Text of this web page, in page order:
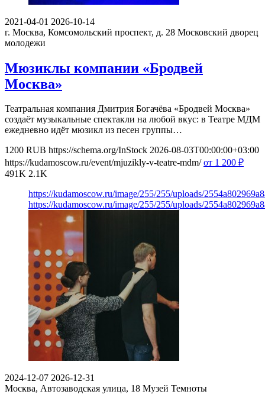
2021-04-01 2026-10-14
г. Москва, Комсомольский проспект, д. 28 Московский дворец
молодежи
Мюзиклы компании «Бродвей
Москва»
Театральная компания Дмитрия Богачёва «Бродвей Москва»
создаёт музыкальные спектакли на любой вкус: в Театре МДМ
ежедневно идёт мюзикл из песен группы…
1200 RUB https://schema.org/InStock 2026-08-03T00:00:00+03:00
https://kudamoscow.ru/event/mjuzikly-v-teatre-mdm/ от 1 200 ₽
491K 2.1K
https://kudamoscow.ru/image/255/255/uploads/
https://kudamoscow.ru/image/255/255/uploads/
2024-12-07 2026-12-31
Москва, Автозаводская улица, 18 Музей Темноты